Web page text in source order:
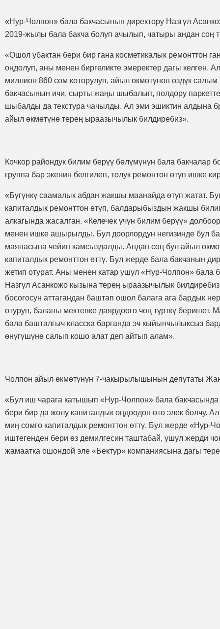
«Нур-Чолпон» бала бакчасынын директору Назгүл
2019-жылы бала бакча болуп ачылып, чатыры андан соң
«Ошол убактан бери бир гана косметикалык ремонттон
оңдолуп, аны менен биргеликте эмеректер дагы келген.
миллион 860 сом которулуп, айыл өкмөтүнөн өздүк
бакчасынын ичи, сырты жаңы шыбалып, полдору
шыбалды да текстура чачылды. Ал эми эшиктин алдына
айыл өкмөтүнө терең ыраазычылык билдиребиз».
Кочкор райондук билим берүү бөлүмүнүн бала бакчалар
группа бар экенин белгилеп, толук ремонтон өтүп ишке
«Бүгүнкү саамалык абдан жакшы маанайда өтүп жатат.
капиталдык ремонттон өтүп, балдарыбыздын жакшы
алкагында жасалган. «Келечек үчүн билим берүү»
менен ишке ашырылды. Бул доорлордун негизинде бул
маянасына чейин камсыздалды. Андан соң бул айыл
капиталдык ремонттон өттү. Бул жерде бала бакчанын
жетип отурат. Аны менен катар ушул «Нур-Чолпон»
Назгүл Асанкожо кызына терең ыраазычылык
босогосун аттагандан баштап ошол балага ага бардык
отуруп, баланы мектепке даярдоого чоң түрткү беришет.
бала башталгыч класска барганда эч кыйынчылыксыз
өнүгүшүнө салып кошо алат деп айтып алам».
Чолпон айыл өкмөтүнүн 7-чакырылышынын депутаты
«Бул иш чарага катышып «Нур-Чолпон» бала
бери бир да жолу капиталдык оңдоодон өтө элек болчу.
миң сомго капиталдык ремонттон өттү. Бул жерде «Нур-
иштегенден бери өз демилгесин таштабай, ушул жерди
жамаатка ошондой эле «Бектур» компаниясына дагы